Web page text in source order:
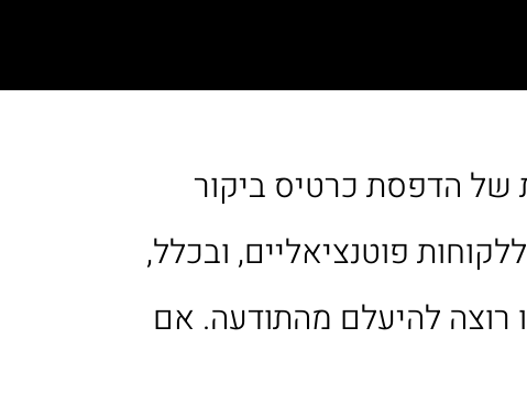
של הדפסת כרטיס ביקור
פוטנציאליים, ובכלל,
רוצה להיעלם מהתודעה. אם